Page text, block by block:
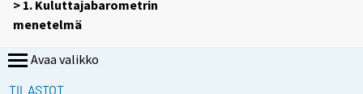
> 1. Kuluttajabarometrin
menetelmä
Avaa valikko
TILASTOT